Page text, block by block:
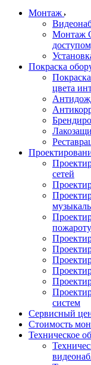
Монтаж
Монтаж
Покраска
цвета
сетей
систем
Сервисный
Стоимость
Техническое